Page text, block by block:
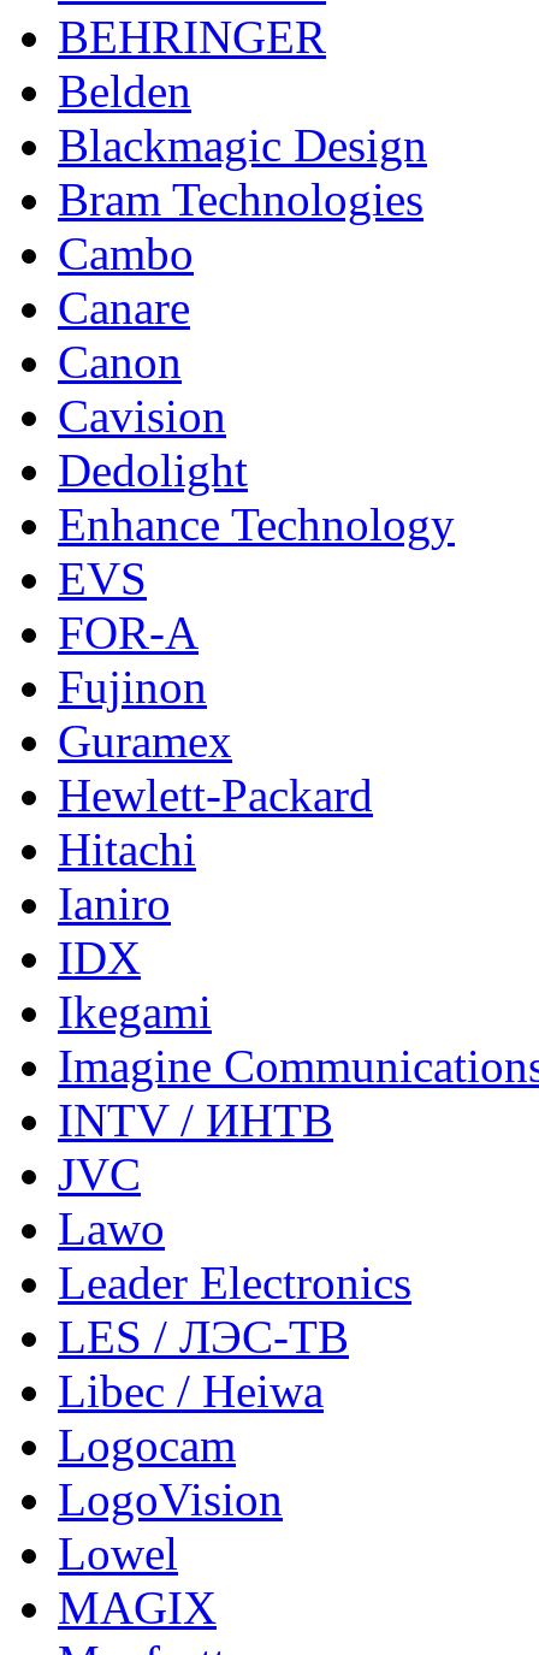
BEHRINGER
Belden
Blackmagic Design
Bram Technologies
Cambo
Canare
Canon
Cavision
Dedolight
Enhance Technology
EVS
FOR-A
Fujinon
Guramex
Hewlett-Packard
Hitachi
Ianiro
IDX
Ikegami
Imagine
INTV / ИНТВ
JVC
Lawo
Leader Electronics
LES / ЛЭС-ТВ
Libec / Heiwa
Logocam
LogoVision
Lowel
MAGIX